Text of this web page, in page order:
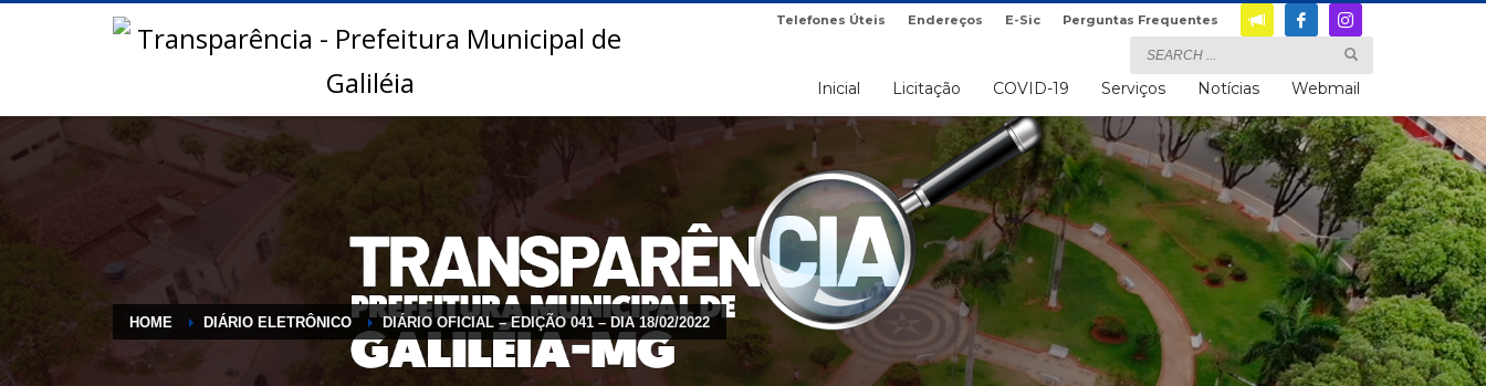
Telefones Úteis Endereços E-Sic Perguntas Frequentes
Inicial Licitação COVID-19 Serviços Notícias Webmail
HOME DIÁRIO ELETRÔNICO DIÁRIO OFICIAL – EDIÇÃO 041 – DIA 18/02/2022